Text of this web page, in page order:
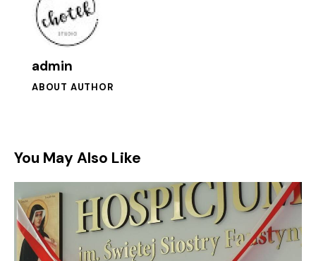
admin
ABOUT AUTHOR
You May Also Like